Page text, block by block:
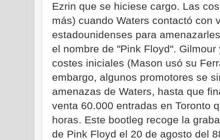
Ezrin que se hiciese cargo. Las
más) cuando Waters contactó con
estadounidenses para
el nombre de "Pink Floyd".
costes iniciales (Mason usó su
embargo, algunos promotores se
amenazas de Waters, hasta que
venta 60.000 entradas en Toronto
horas. Este bootleg recoge la
de Pink Floyd el 20 de agosto del